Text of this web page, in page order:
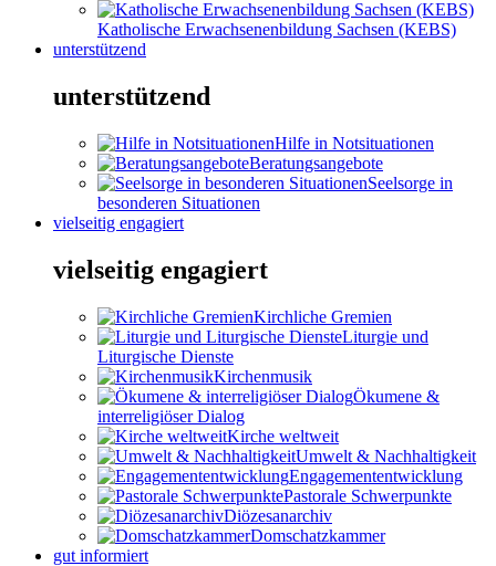
Katholische Erwachsenenbildung Sachsen (KEBS)
unterstützend
unterstützend
Hilfe in Notsituationen
Beratungsangebote
Seelsorge in
besonderen Situationen
vielseitig engagiert
vielseitig engagiert
Kirchliche Gremien
Liturgie und
Liturgische Dienste
Kirchenmusik
Ökumene &
interreligiöser Dialog
Kirche weltweit
Umwelt & Nachhaltigkeit
Engagemententwicklung
Pastorale Schwerpunkte
Diözesanarchiv
Domschatzkammer
gut informiert